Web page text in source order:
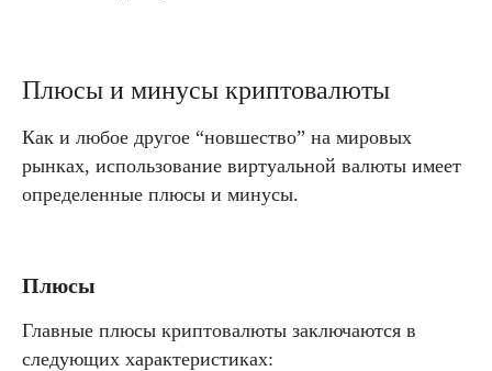
Плюсы и минусы криптовалюты
Как и любое другое “новшество” на мировых
рынках, использование виртуальной валюты имеет
определенные плюсы и минусы.
Плюсы
Главные плюсы криптовалюты заключаются в
следующих характеристиках: